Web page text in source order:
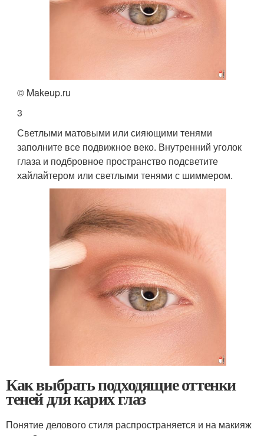
© Makeup.ru
3
Светлыми матовыми или сияющими тенями
заполните все подвижное веко. Внутренний уголок
глаза и подбровное пространство подсветите
хайлайтером или светлыми тенями с шиммером.
Как выбрать подходящие оттенки
теней для карих глаз
Понятие делового стиля распространяется и на макияж